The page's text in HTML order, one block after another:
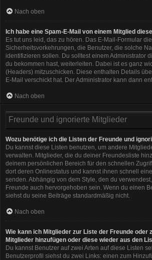
Nach oben
Ich habe eine Spam-E-Mail von einem Mitglied
Es tut uns leid, das zu hören. Das E-Mail-Formular
Sicherheitsvorkehrungen, die Benutzer, die solche
identifizieren sollen. Du solltest einem Administrator
du bekommen hast, weiterleiten. Dabei ist es ganz
(Headers) mitzuschicken. Diese enthalten Details
E-Mail verschickt hat. Der Administrator kann dann
Nach oben
Freunde und ignorierte Mitglieder
Wozu benötige ich die Listen der Freunde und
Du kannst diese Listen benutzen, um andere
verwalten. Mitglieder, die du deiner Freundesliste
deinem persönlichen Bereich für den schnellen
dort deren Onlinestatus und kannst ihnen schnell
senden. Abhängig von dem Style, den du
Freunde auch hervorgehoben sein. Wenn du einen
siehst du seine Beiträge standardmäßig nicht.
Nach oben
Wie kann ich Mitglieder zur Liste der Freunde oder
Mitglieder hinzufügen oder diese wieder aus den
Du kannst Benutzer auf zwei Arten auf diese Listen
Benutzerprofil siehst du zwei Links: einen zum